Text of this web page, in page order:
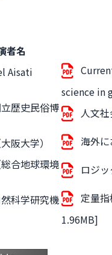
者名
Aisati
science in
歴史民俗博
人文
阪大学）
海外
合地球環境
ロジ
科学研究機
定量
1.96MB]